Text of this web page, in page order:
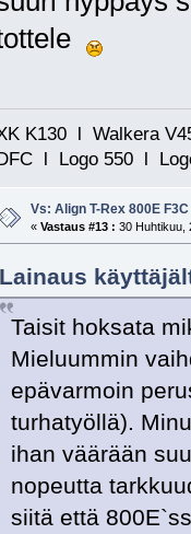
K130 l Walkera
l Logo 550 l
Vs: Align T-Rex 800E F3C
« Vastaus #13 : 30 Huhtikuu,
Lainaus
Taisit hoksata
Mieluummin
epävarmoin
turhatyöllä).
ihan väärään
nopeutta
siitä että